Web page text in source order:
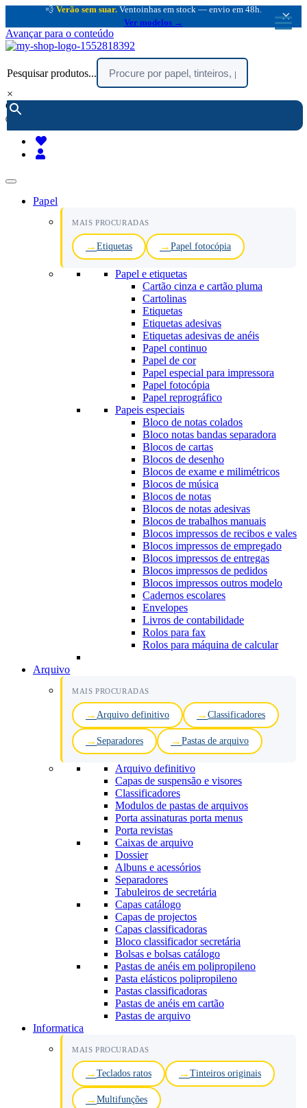
💨 Verão sem suar. Ventoinhas em stock — envio em 48h.
Ver modelos →
×
Avançar para o conteúdo
Pesquisar produtos...
×
encomendar por telefone :
(chamada rede fixa nacional)
Papel
MAIS PROCURADAS
Etiquetas Papel fotocópia
Papel e etiquetas
Cartão cinza e cartão pluma
Cartolinas
Etiquetas
Etiquetas adesivas
Etiquetas adesivas de anéis
Papel continuo
Papel de cor
Papel especial para impressora
Papel fotocópia
Papel reprográfico
Papeis especiais
Bloco de notas colados
Bloco notas bandas separadora
Blocos de cartas
Blocos de desenho
Blocos de exame e milimétricos
Blocos de música
Blocos de notas
Blocos de notas adesivas
Blocos de trabalhos manuais
Blocos impressos de recibos e vales
Blocos impressos de empregado
Blocos impressos de entregas
Blocos impressos de pedidos
Blocos impressos outros modelo
Cadernos escolares
Envelopes
Livros de contabilidade
Rolos para fax
Rolos para máquina de calcular
Arquivo
MAIS PROCURADAS
Arquivo definitivo Classificadores
Separadores Pastas de arquivo
Arquivo definitivo
Capas de suspensão e visores
Classificadores
Modulos de pastas de arquivos
Porta assinaturas porta menus
Porta revistas
Caixas de arquivo
Dossier
Albuns e acessórios
Separadores
Tabuleiros de secretária
Capas catálogo
Capas de projectos
Capas classificadoras
Bloco classificador secretária
Bolsas e bolsas catálogo
Pastas de anéis em polipropileno
Pasta elásticos polipropileno
Pastas classificadoras
Pastas de anéis em cartão
Pastas de arquivo
Informatica
MAIS PROCURADAS
Teclados ratos Tinteiros originais
Multifunções